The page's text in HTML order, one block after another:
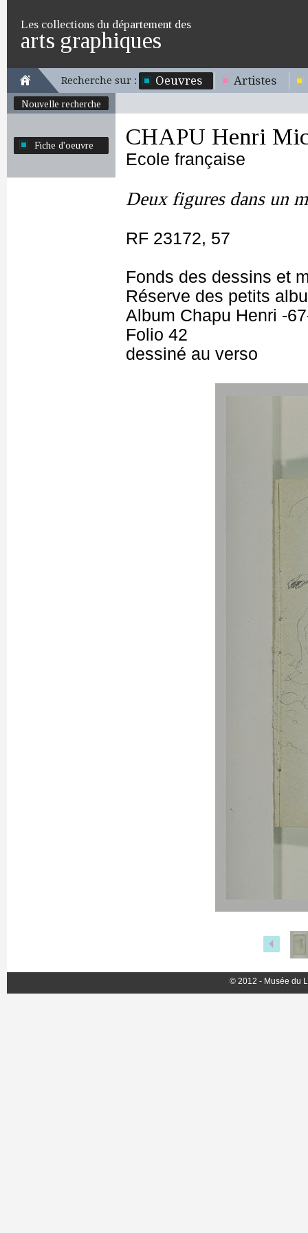
Les collections du département des
arts graphiques
Recherche sur : Oeuvres Artistes
Nouvelle recherche
Fiche d'oeuvre CHAPU Henri
Ecole française
Deux figures dans un
RF 23172, 57
Fonds des dessins et
Réserve des petits
Album Chapu Henri -
Folio 42
dessiné au verso
© 2012 - Musée du